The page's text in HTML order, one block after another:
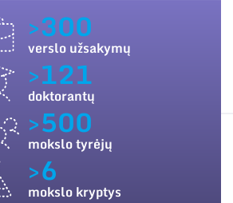
bei asociacijose
SU MUMIS
>300
verslo užsakymų
>121
doktorantų
>500
mokslo tyrėjų
>6
mokslo kryptys